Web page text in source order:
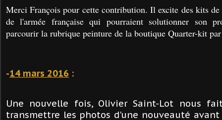
Merci François pour cette contribution. Il excite des kits
de l'armée française qui pourraient solutionner son
parcourir la rubrique peinture de la boutique Quarter-kit
-14 mars 2016 :
Une nouvelle fois, Olivier Saint-Lot nous
transmettre les photos d'une nouveauté